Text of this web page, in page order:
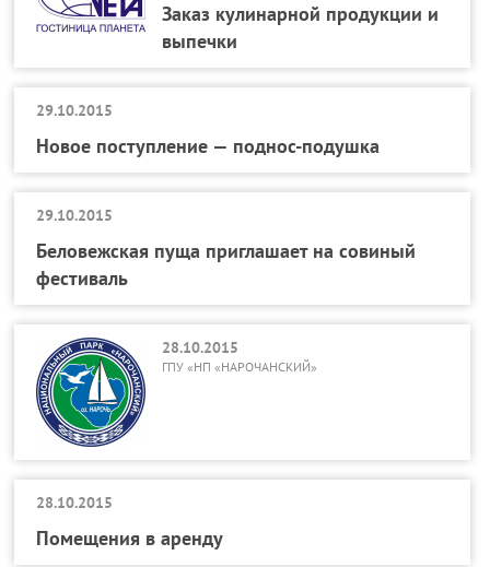
Заказ кулинарной продукции и
выпечки
29.10.2015
Новое поступление — поднос-подушка
29.10.2015
Беловежская пуща приглашает на совиный
фестиваль
28.10.2015
ГПУ «НП «НАРОЧАНСКИЙ»
28.10.2015
Помещения в аренду